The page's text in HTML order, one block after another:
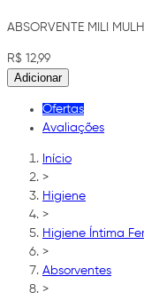
ABSORVENTE MILI
R$ 12,99
Adicionar
Ofertas
Avaliações
Início
>
Higiene
>
Higiene Íntima
>
Absorventes
>